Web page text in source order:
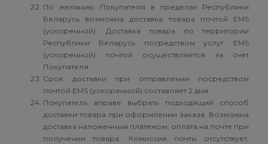
По желанию Покупателя в пределах Республики
Беларусь возможна доставка товара почтой EMS
(ускоренной). Доставка товара по территории
Республики Беларусь посредством услуг EMS
(ускоренной) почтой осуществляется за счет
Покупателя.
Срок доставки при отправлении посредством
почтой EMS (ускоренной) составляет 2 дня.
Покупатель вправе выбрать подходящий способ
доставки товара при оформлении заказа. Возможна
доставка наложенным платежом, оплата на почте при
получении товара. Комиссия почты отсутствует,